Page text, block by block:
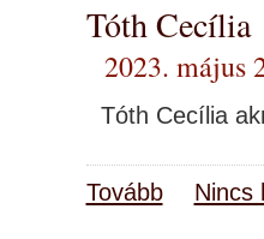
Tóth Cecília
2023. május
Tóth Cecília
Tovább Nincs